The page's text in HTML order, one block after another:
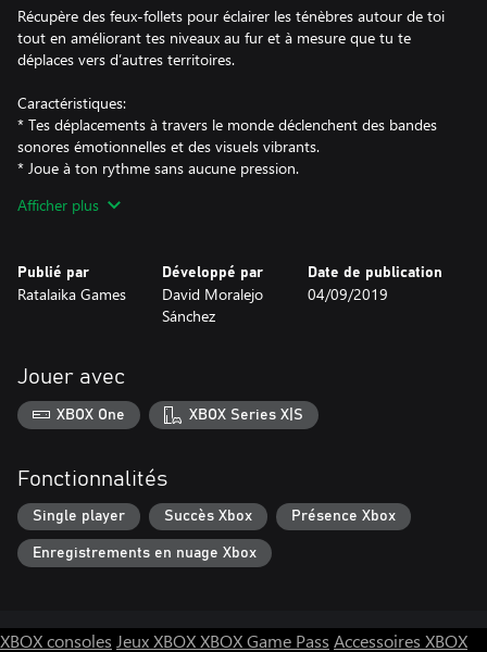
Récupère des feux-follets pour éclairer les ténèbres autour de toi
tout en améliorant tes niveaux au fur et à mesure que tu te
déplaces vers d’autres territoires.
Caractéristiques:
* Tes déplacements à travers le monde déclenchent des bandes
sonores émotionnelles et des visuels vibrants.
* Joue à ton rythme sans aucune pression.
* Le joueur s’amuse en se servant de ses diverses et infinies
Afficher plus
Publié par
Ratalaika Games
Développé par
David Moralejo
Sánchez
Date de publication
04/09/2019
Jouer avec
XBOX One XBOX Series X|S
Fonctionnalités
Single player Succès Xbox Présence Xbox
Enregistrements en nuage Xbox
XBOX consoles Jeux XBOXXBOX Game Pass Accessoires XBOX